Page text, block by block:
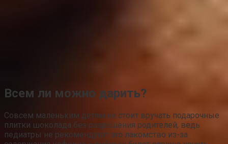
противопоказаний.
Коробочки с цветами